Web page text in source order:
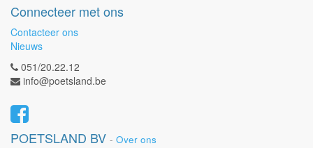
Connecteer met ons
Contacteer ons
Nieuws
051/20.22.12
info@poetsland.be
POETSLAND BV - Over ons